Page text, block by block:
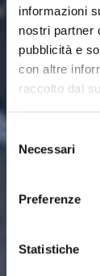
informazioni
nostri partner
pubblicità e
con altre
raccolto dal
delNecessari
Preferenze
Statistiche